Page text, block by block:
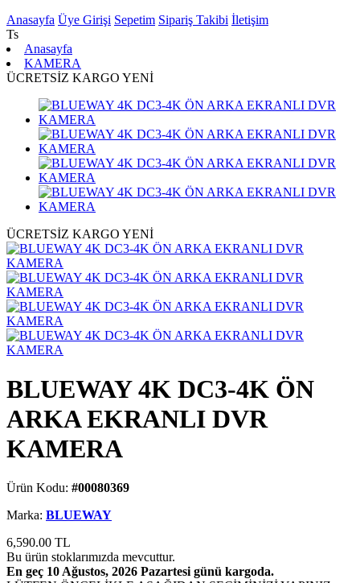
Anasayfa Üye Girişi Sepetim Sipariş Takibi İletişim
Ts
Anasayfa
KAMERA
ÜCRETSİZ KARGO YENİ
ÜCRETSİZ KARGO YENİ
BLUEWAY 4K DC3-4K ÖN
ARKA EKRANLI DVR
KAMERA
Ürün Kodu: #00080369
Marka: BLUEWAY
6,590.00 TL
Bu ürün stoklarımızda mevcuttur.
En geç 10 Ağustos, 2026 Pazartesi günü kargoda.